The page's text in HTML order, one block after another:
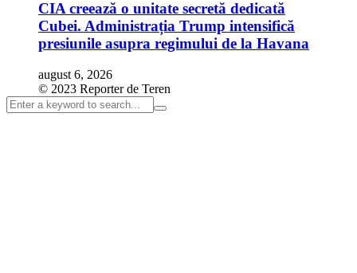
CIA creează o unitate secretă dedicată
Cubei. Administrația Trump intensifică
presiunile asupra regimului de la Havana
august 6, 2026
© 2023 Reporter de Teren